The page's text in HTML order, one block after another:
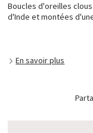
Boucles d'oreilles
d'Inde et montées
En savoir plus